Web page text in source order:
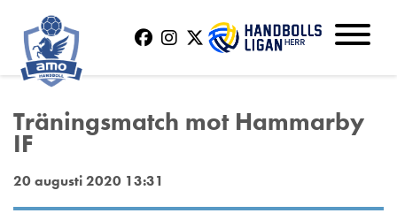
Träningsmatch mot Hammarby
IF
20 augusti 2020 13:31